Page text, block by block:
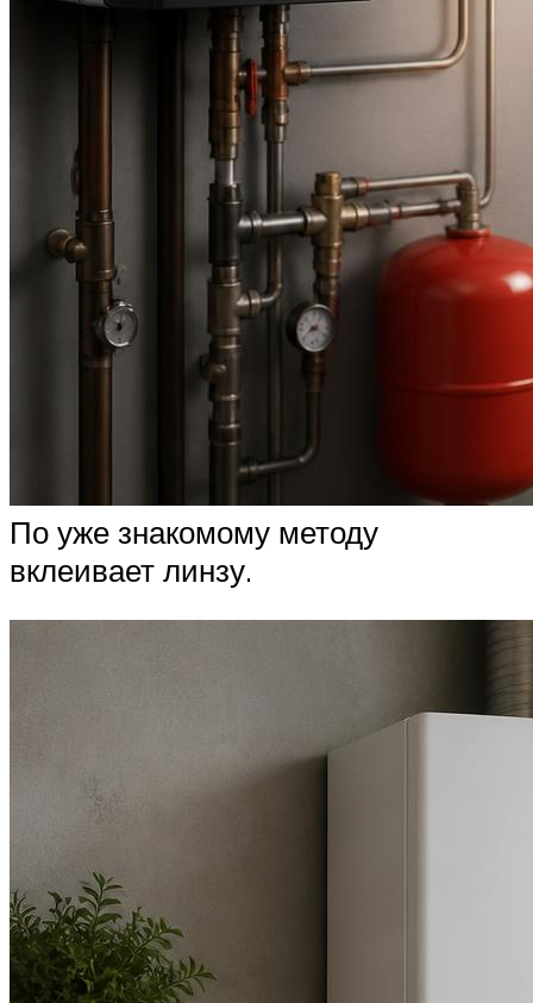
По уже знакомому методу
вклеивает линзу.